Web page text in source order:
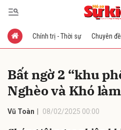
Chính trị - Thời sự Chuyên
Bất ngờ 2 “khu
Nghèo và Khó
Vũ Toàn 08/02/2025 00:00
Gửi bình luận